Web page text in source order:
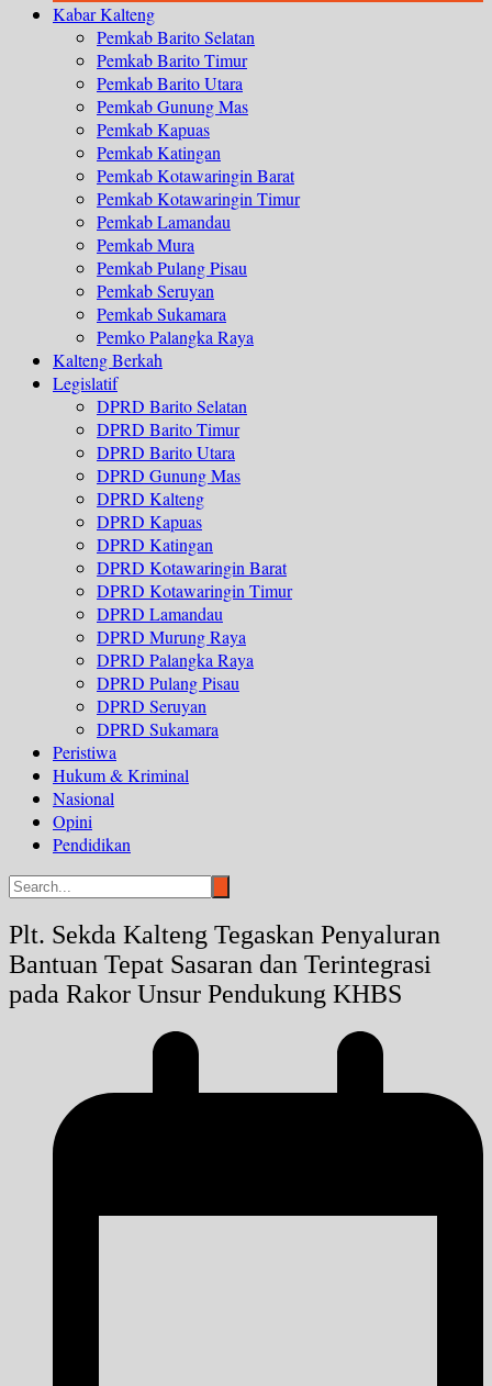
Kabar Kalteng
Pemkab Barito Selatan
Pemkab Barito Timur
Pemkab Barito Utara
Pemkab Gunung Mas
Pemkab Kapuas
Pemkab Katingan
Pemkab Kotawaringin Barat
Pemkab Kotawaringin Timur
Pemkab Lamandau
Pemkab Mura
Pemkab Pulang Pisau
Pemkab Seruyan
Pemkab Sukamara
Pemko Palangka Raya
Kalteng Berkah
Legislatif
DPRD Barito Selatan
DPRD Barito Timur
DPRD Barito Utara
DPRD Gunung Mas
DPRD Kalteng
DPRD Kapuas
DPRD Katingan
DPRD Kotawaringin Barat
DPRD Kotawaringin Timur
DPRD Lamandau
DPRD Murung Raya
DPRD Palangka Raya
DPRD Pulang Pisau
DPRD Seruyan
DPRD Sukamara
Peristiwa
Hukum & Kriminal
Nasional
Opini
Pendidikan
Plt. Sekda Kalteng Tegaskan Penyaluran
Bantuan Tepat Sasaran dan Terintegrasi
pada Rakor Unsur Pendukung KHBS